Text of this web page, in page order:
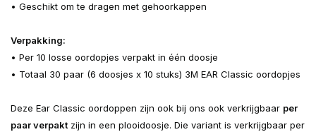
• Geschikt om te dragen met gehoorkappen
Verpakking:
• Per 10 losse oordopjes verpakt in één doosje
• Totaal 30 paar (6 doosjes x 10 stuks) 3M EAR Classic oordopjes
Deze Ear Classic oordoppen zijn ook bij ons ook verkrijgbaar per
paar verpaktzijn in een plooidoosje. Die variant is verkrijgbaar per